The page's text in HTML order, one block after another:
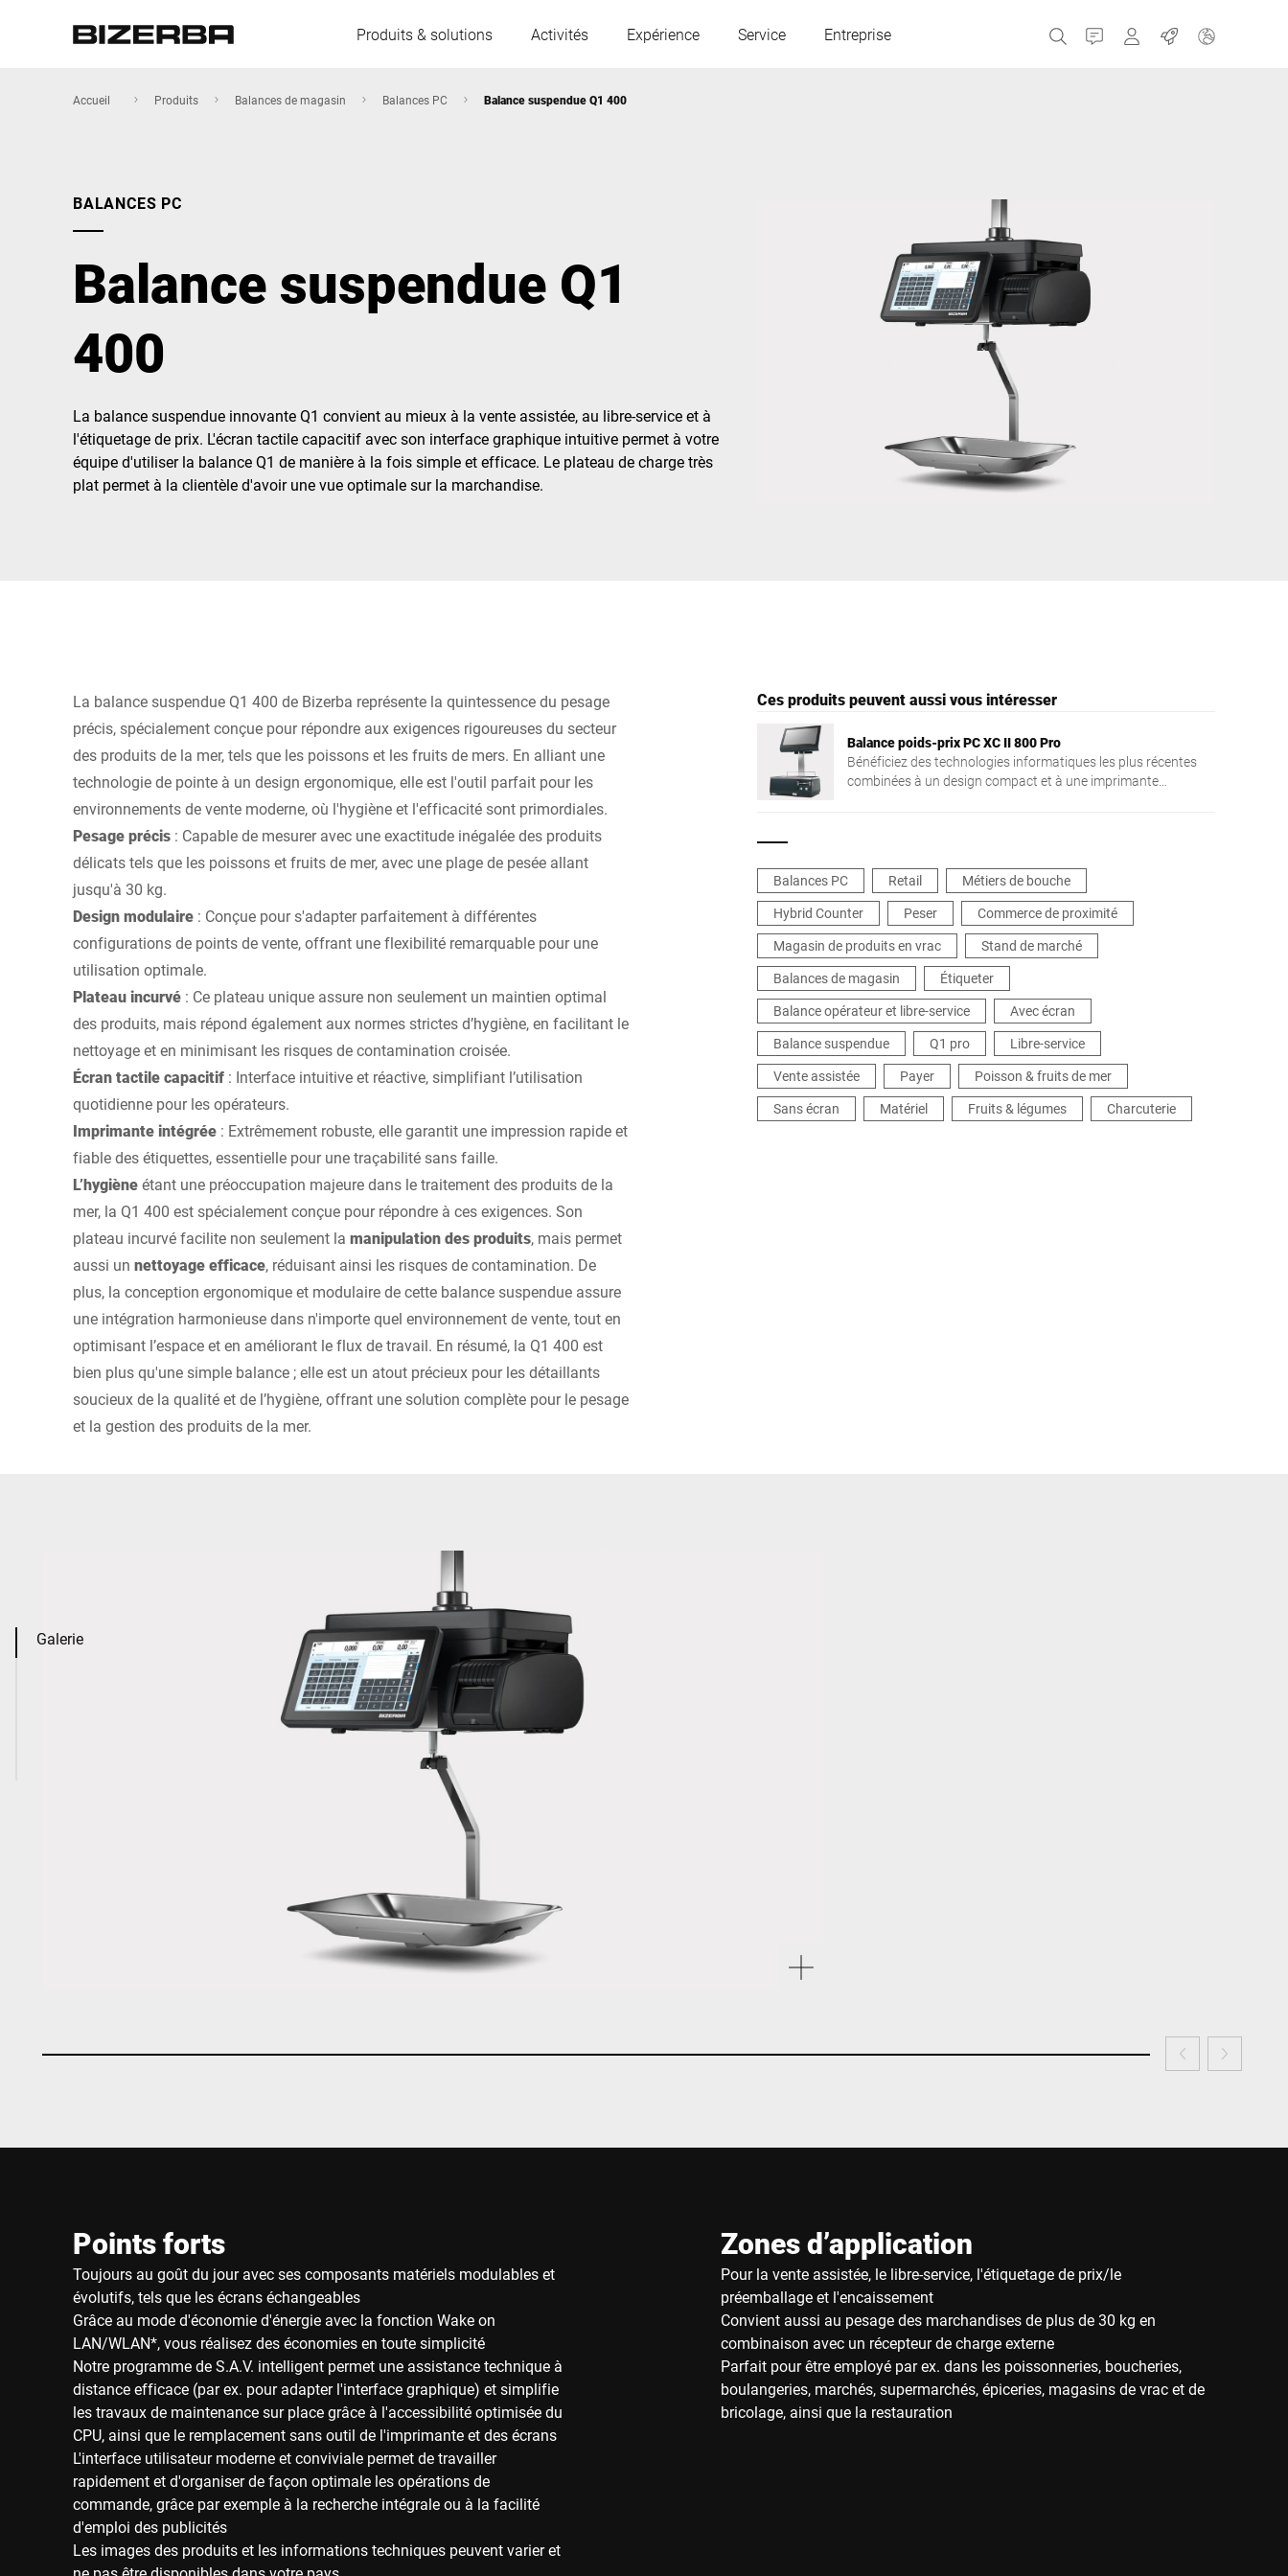
Produits & solutions Activités Expérience Service Entreprise Contact MyBizerba
Emplois
Hongrie Pays-Bas
Suisse Ukraine
Amérique
Asie
Australie
Afrique
Accueil Produits Balances de magasin Balances PC Balance suspendue Q1 400
BALANCES PC
Balance suspendue Q1
400
La balance suspendue innovante Q1 convient au mieux à la vente assistée, au libre-service et à
l'étiquetage de prix. L'écran tactile capacitif avec son interface graphique intuitive permet à votre
équipe d'utiliser la balance Q1 de manière à la fois simple et efficace. Le plateau de charge très
plat permet à la clientèle d'avoir une vue optimale sur la marchandise.
La balance suspendue Q1 400 de Bizerba représente la quintessence du pesage
précis, spécialement conçue pour répondre aux exigences rigoureuses du secteur
des produits de la mer, tels que les poissons et les fruits de mers. En alliant une
technologie de pointe à un design ergonomique, elle est l'outil parfait pour les
environnements de vente moderne, où l'hygiène et l'efficacité sont primordiales.
Pesage précis : Capable de mesurer avec une exactitude inégalée des produits
délicats tels que les poissons et fruits de mer, avec une plage de pesée allant
jusqu'à 30 kg.
Design modulaire : Conçue pour s'adapter parfaitement à différentes
configurations de points de vente, offrant une flexibilité remarquable pour une
utilisation optimale.
Plateau incurvé : Ce plateau unique assure non seulement un maintien optimal
des produits, mais répond également aux normes strictes d’hygiène, en facilitant le
nettoyage et en minimisant les risques de contamination croisée.
Écran tactile capacitif : Interface intuitive et réactive, simplifiant l’utilisation
quotidienne pour les opérateurs.
Imprimante intégrée : Extrêmement robuste, elle garantit une impression rapide et
fiable des étiquettes, essentielle pour une traçabilité sans faille.
L’hygièneétant une préoccupation majeure dans le traitement des produits de la
mer, la Q1 400 est spécialement conçue pour répondre à ces exigences. Son
plateau incurvé facilite non seulement la manipulation des produits, mais permet
aussi un nettoyage efficace, réduisant ainsi les risques de contamination. De
plus, la conception ergonomique et modulaire de cette balance suspendue assure
une intégration harmonieuse dans n'importe quel environnement de vente, tout en
optimisant l’espace et en améliorant le flux de travail. En résumé, la Q1 400 est
bien plus qu'une simple balance ; elle est un atout précieux pour les détaillants
soucieux de la qualité et de l’hygiène, offrant une solution complète pour le pesage
et la gestion des produits de la mer.
Ces produits peuvent aussi vous intéresser
Balance poids-prix PC XC II 800 Pro
Bénéficiez des technologies informatiques les plus récentes
combinées à un design compact et à une imprimante
fonctionnalités.
Balances PC Retail
Métiers de bouche
Hybrid Counter
Peser
Commerce de proximité
Magasin de produits en vrac
Stand de marché
Balances de magasin
Étiqueter
Balance opérateur et libre-service
Avec écran
Balance suspendue
Q1 pro
Libre-service
Vente assistée
Payer
Poisson & fruits de mer
Sans écran
Matériel Fruits & légumes Charcuterie
Galerie
Points forts
Toujours au goût du jour avec ses composants matériels modulables et
évolutifs, tels que les écrans échangeables
Grâce au mode d'économie d'énergie avec la fonction Wake on
LAN/WLAN*, vous réalisez des économies en toute simplicité
Notre programme de S.A.V. intelligent permet une assistance technique à
distance efficace (par ex. pour adapter l'interface graphique) et simplifie
les travaux de maintenance sur place grâce à l'accessibilité optimisée du
CPU, ainsi que le remplacement sans outil de l'imprimante et des écrans
L'interface utilisateur moderne et conviviale permet de travailler
rapidement et d'organiser de façon optimale les opérations de
commande, grâce par exemple à la recherche intégrale ou à la facilité
d'emploi des publicités
Les images des produits et les informations techniques peuvent varier et
Zones d’application
Pour la vente assistée, le libre-service, l'étiquetage de prix/le
préemballage et l'encaissement
Convient aussi au pesage des marchandises de plus de 30 kg en
combinaison avec un récepteur de charge externe
Parfait pour être employé par ex. dans les poissonneries, boucheries,
boulangeries, marchés, supermarchés, épiceries, magasins de vrac et de
bricolage, ainsi que la restauration